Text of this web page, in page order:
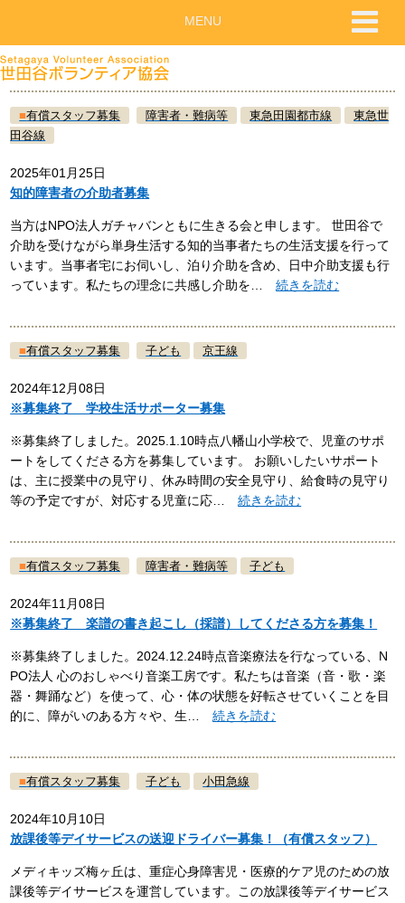
■有償スタッフ募集 障害者・難病等 東急田園都市線
東急世
田谷線
2025年01月25日
知的障害者の介助者募集
当方はNPO法人ガチャバンともに生きる会と申します。 世田谷で
介助を受けながら単身生活する知的当事者たちの生活支援を行って
います。当事者宅にお伺いし、泊り介助を含め、日中介助支援も行
っています。私たちの理念に共感し介助を…続きを読む
■有償スタッフ募集 子ども 京王線
2024年12月08日
※募集終了 学校生活サポーター募集
※募集終了しました。2025.1.10時点八幡山小学校で、児童のサポ
ートをしてくださる方を募集しています。 お願いしたいサポート
は、主に授業中の見守り、休み時間の安全見守り、給食時の見守り
等の予定ですが、対応する児童に応…続きを読む
■有償スタッフ募集 障害者・難病等 子ども
2024年11月08日
※募集終了 楽譜の書き起こし（採譜）してくださる方を募集！
※募集終了しました。2024.12.24時点音楽療法を行なっている、N
PO法人 心のおしゃべり音楽工房です。私たちは音楽（音・歌・楽
器・舞踊など）を使って、心・体の状態を好転させていくことを目
的に、障がいのある方々や、生…続きを読む
■有償スタッフ募集 子ども 小田急線
2024年10月10日
放課後等デイサービスの送迎ドライバー募集！（有償スタッフ）
メディキッズ梅ヶ丘は、重症心身障害児・医療的ケア児のための放
課後等デイサービスを運営しています。この放課後等デイサービス
MENU